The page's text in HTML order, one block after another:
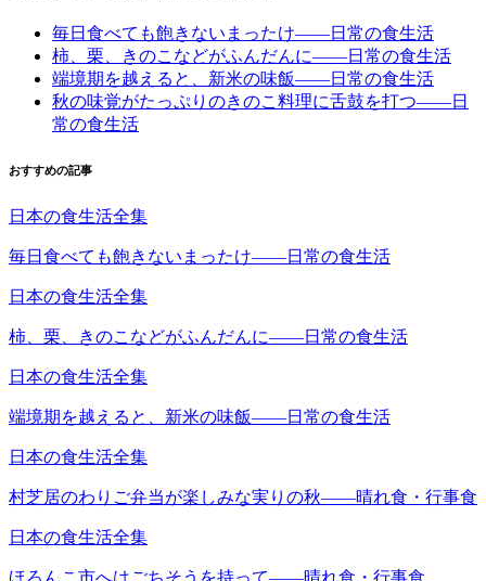
毎日食べても飽きないまったけ――日常の食生活
柿、栗、きのこなどがふんだんに――日常の食生活
端境期を越えると、新米の味飯――日常の食生活
秋の味覚がたっぷりのきのこ料理に舌鼓を打つ――日
常の食生活
おすすめの記事
日本の食生活全集
毎日食べても飽きないまったけ――日常の食生活
日本の食生活全集
柿、栗、きのこなどがふんだんに――日常の食生活
日本の食生活全集
端境期を越えると、新米の味飯――日常の食生活
日本の食生活全集
村芝居のわりご弁当が楽しみな実りの秋――晴れ食・行事食
日本の食生活全集